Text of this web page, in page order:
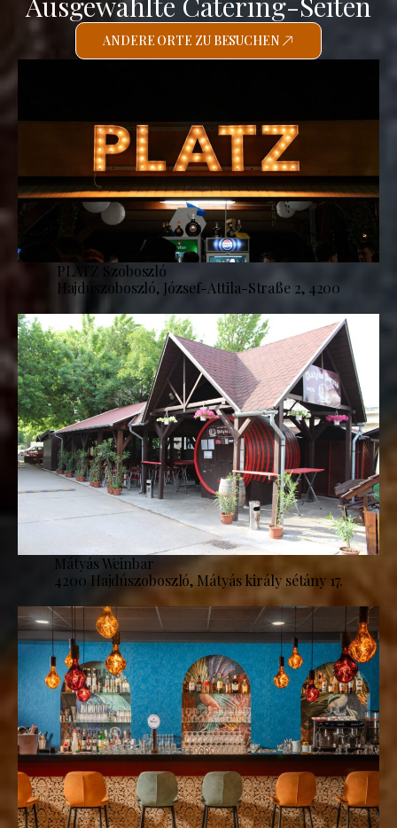
ANDERE ORTE ZU BESUCHEN
PLATZ Szoboszló
Hajdúszoboszló, József-Attila-Straße 2, 4200
Mátyás Weinbar
4200 Hajdúszoboszló, Mátyás király sétány 17.